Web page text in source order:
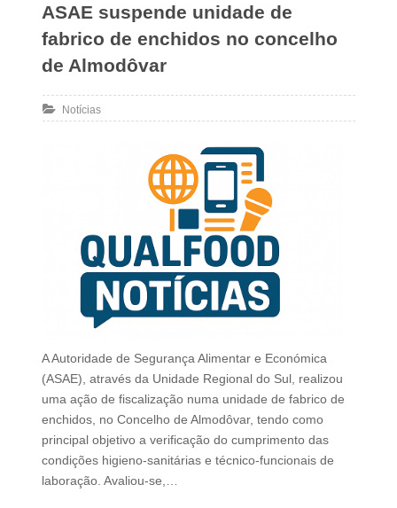
ASAE suspende unidade de
fabrico de enchidos no concelho
de Almodôvar
Notícias
A Autoridade de Segurança Alimentar e Económica
(ASAE), através da Unidade Regional do Sul, realizou
uma ação de fiscalização numa unidade de fabrico de
enchidos, no Concelho de Almodôvar, tendo como
principal objetivo a verificação do cumprimento das
condições higieno-sanitárias e técnico-funcionais de
laboração. Avaliou-se,…